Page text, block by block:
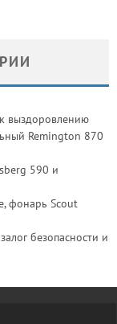
выздоровлению
Remington 870
590 и
фонарь Scout
безопасности и